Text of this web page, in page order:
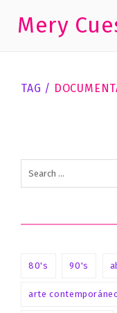
Mery
TAG /
TEXTOS
mi
Som
for:
80's 90's
arte